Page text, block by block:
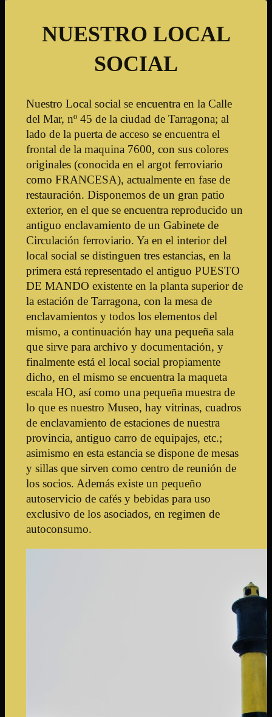
ASOCIACION CULTURAL FERROVIARIA DE
TARRAGONA Y PROVINCIA
ASOCIACION CULTURAL FERROVIARIA DE TARRAGONA Y PROVINCIA
NUESTRO LOCAL
SOCIAL
Nuestro Local social se encuentra en la Calle
del Mar, nº 45 de la ciudad de Tarragona; al
lado de la puerta de acceso se encuentra el
frontal de la maquina 7600, con sus colores
originales (conocida en el argot ferroviario
como FRANCESA), actualmente en fase de
restauración. Disponemos de un gran patio
exterior, en el que se encuentra reproducido un
antiguo enclavamiento de un Gabinete de
Circulación ferroviario. Ya en el interior del
local social se distinguen tres estancias, en la
primera está representado el antiguo PUESTO
DE MANDO existente en la planta superior de
la estación de Tarragona, con la mesa de
enclavamientos y todos los elementos del
mismo, a continuación hay una pequeña sala
que sirve para archivo y documentación, y
finalmente está el local social propiamente
dicho, en el mismo se encuentra la maqueta
escala HO, así como una pequeña muestra de
lo que es nuestro Museo, hay vitrinas, cuadros
de enclavamiento de estaciones de nuestra
provincia, antiguo carro de equipajes, etc.;
asimismo en esta estancia se dispone de mesas
y sillas que sirven como centro de reunión de
los socios. Además existe un pequeño
autoservicio de cafés y bebidas para uso
exclusivo de los asociados, en regimen de
autoconsumo.